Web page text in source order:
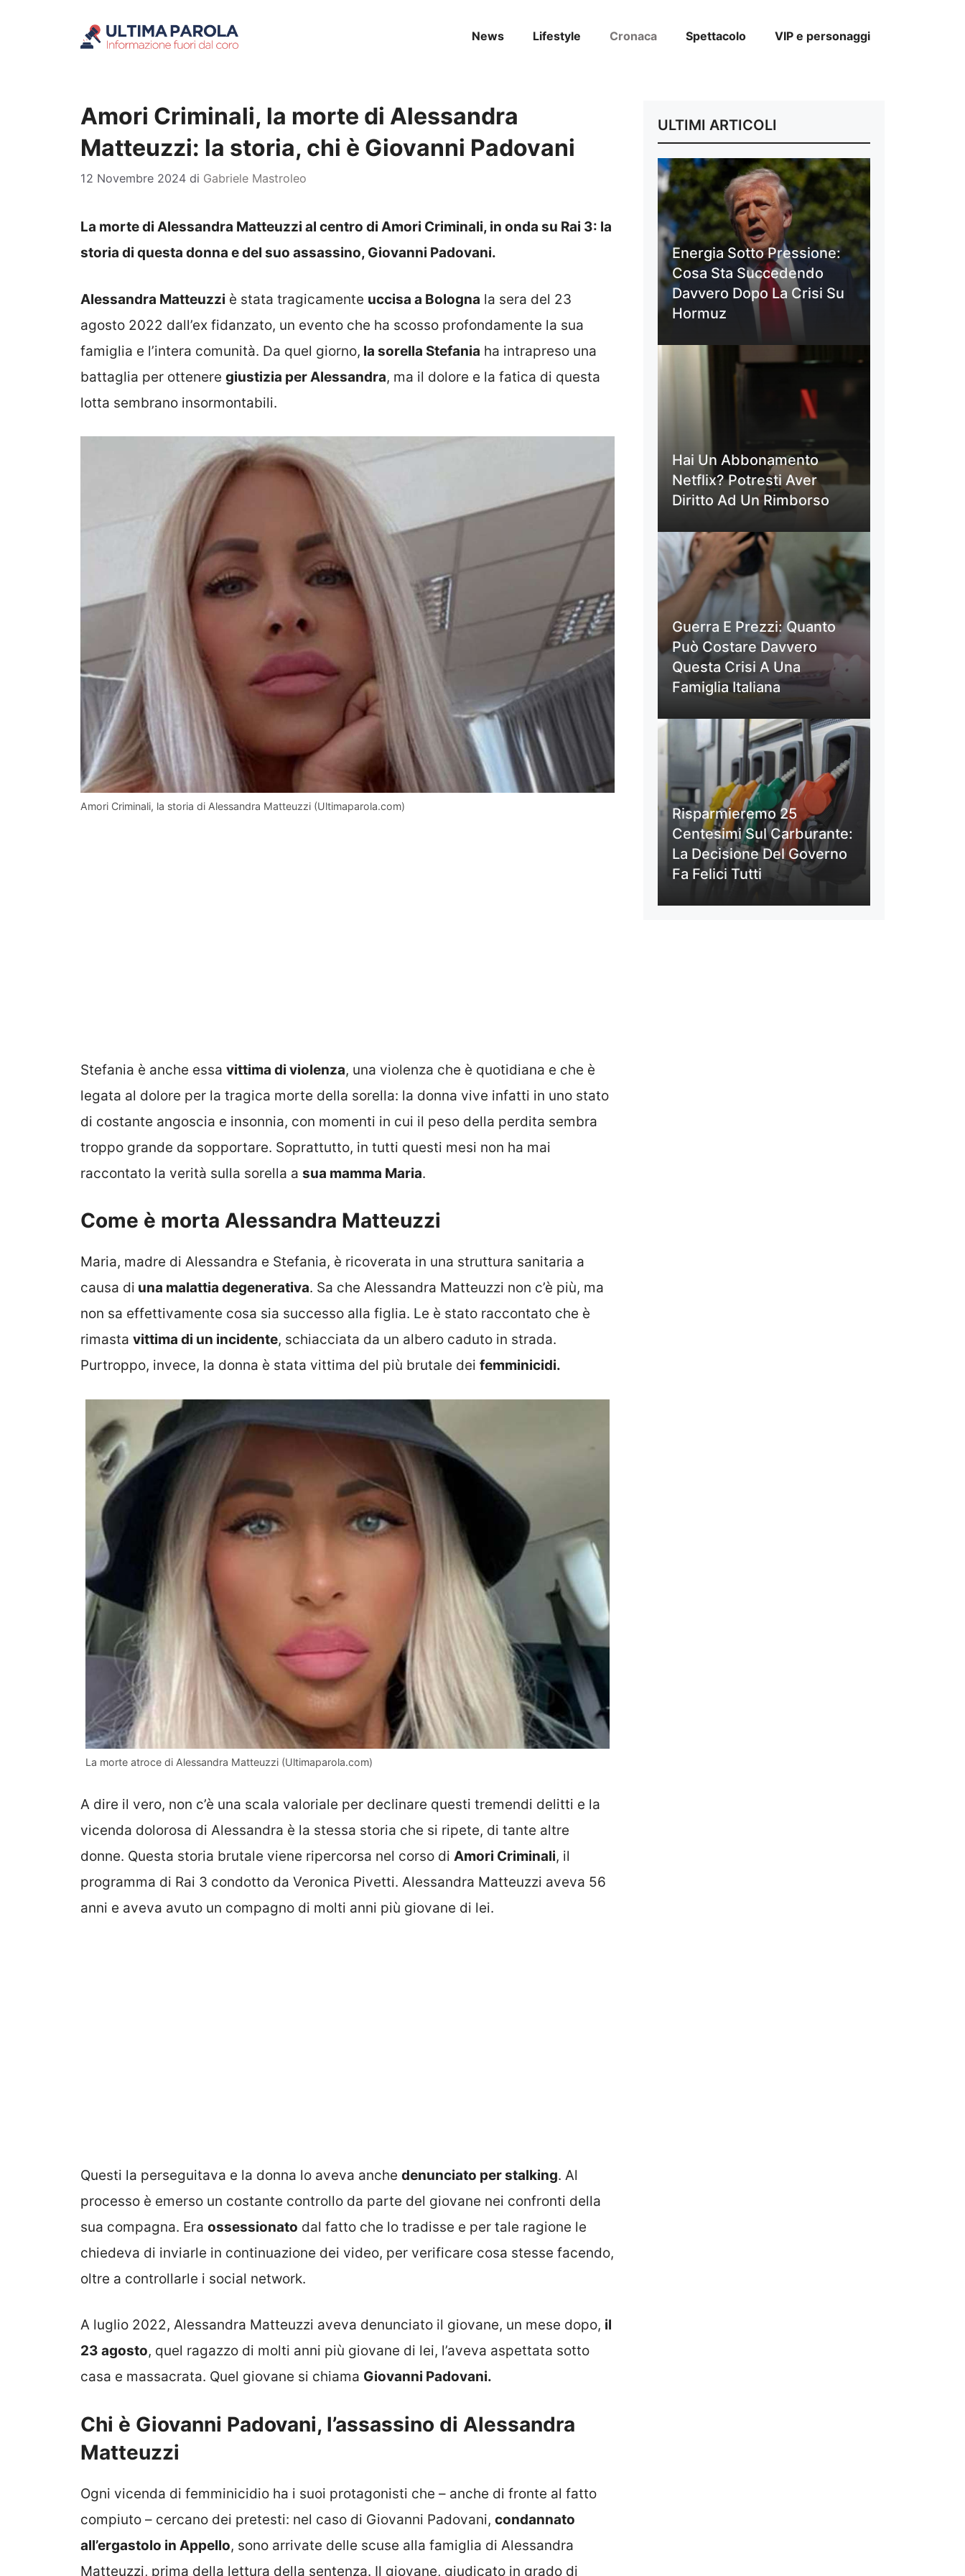
News Lifestyle Cronaca Spettacolo VIP e personaggi
Amori Criminali, la morte di Alessandra
Matteuzzi: la storia, chi è Giovanni Padovani
12 Novembre 2024 di Gabriele Mastroleo
La morte di Alessandra Matteuzzi al centro di Amori Criminali, in onda su Rai 3: la
storia di questa donna e del suo assassino, Giovanni Padovani.
Alessandra Matteuzzi è stata tragicamente uccisa a Bologna la sera del 23
agosto 2022 dall’ex fidanzato, un evento che ha scosso profondamente la sua
famiglia e l’intera comunità. Da quel giorno, la sorella Stefania ha intrapreso una
battaglia per ottenere giustizia per Alessandra, ma il dolore e la fatica di questa
lotta sembrano insormontabili.
Amori Criminali, la storia di Alessandra Matteuzzi (Ultimaparola.com)
Stefania è anche essa vittima di violenza, una violenza che è quotidiana e che è
legata al dolore per la tragica morte della sorella: la donna vive infatti in uno stato
di costante angoscia e insonnia, con momenti in cui il peso della perdita sembra
troppo grande da sopportare. Soprattutto, in tutti questi mesi non ha mai
raccontato la verità sulla sorella a sua mamma Maria.
Come è morta Alessandra Matteuzzi
Maria, madre di Alessandra e Stefania, è ricoverata in una struttura sanitaria a
causa di una malattia degenerativa. Sa che Alessandra Matteuzzi non c’è più, ma
non sa effettivamente cosa sia successo alla figlia. Le è stato raccontato che è
rimasta vittima di un incidente, schiacciata da un albero caduto in strada.
Purtroppo, invece, la donna è stata vittima del più brutale dei femminicidi.
La morte atroce di Alessandra Matteuzzi (Ultimaparola.com)
A dire il vero, non c’è una scala valoriale per declinare questi tremendi delitti e la
vicenda dolorosa di Alessandra è la stessa storia che si ripete, di tante altre
donne. Questa storia brutale viene ripercorsa nel corso di Amori Criminali, il
programma di Rai 3 condotto da Veronica Pivetti. Alessandra Matteuzzi aveva 56
anni e aveva avuto un compagno di molti anni più giovane di lei.
Questi la perseguitava e la donna lo aveva anche denunciato per stalking. Al
processo è emerso un costante controllo da parte del giovane nei confronti della
sua compagna. Era ossessionato dal fatto che lo tradisse e per tale ragione le
chiedeva di inviarle in continuazione dei video, per verificare cosa stesse facendo,
oltre a controllarle i social network.
A luglio 2022, Alessandra Matteuzzi aveva denunciato il giovane, un mese dopo, il
23 agosto, quel ragazzo di molti anni più giovane di lei, l’aveva aspettata sotto
casa e massacrata. Quel giovane si chiama Giovanni Padovani.
Chi è Giovanni Padovani, l’assassino di Alessandra
Matteuzzi
Ogni vicenda di femminicidio ha i suoi protagonisti che – anche di fronte al fatto
compiuto – cercano dei pretesti: nel caso di Giovanni Padovani, condannato
all’ergastolo in Appello, sono arrivate delle scuse alla famiglia di Alessandra
Matteuzzi, prima della lettura della sentenza. Il giovane, giudicato in grado di
ULTIMI ARTICOLI
Energia Sotto Pressione:
Cosa Sta Succedendo
Davvero Dopo La Crisi Su
Hormuz
Hai Un Abbonamento
Netflix? Potresti Aver
Diritto Ad Un Rimborso
Guerra E Prezzi: Quanto
Può Costare Davvero
Questa Crisi A Una
Famiglia Italiana
Risparmieremo 25
Centesimi Sul Carburante:
La Decisione Del Governo
Fa Felici Tutti